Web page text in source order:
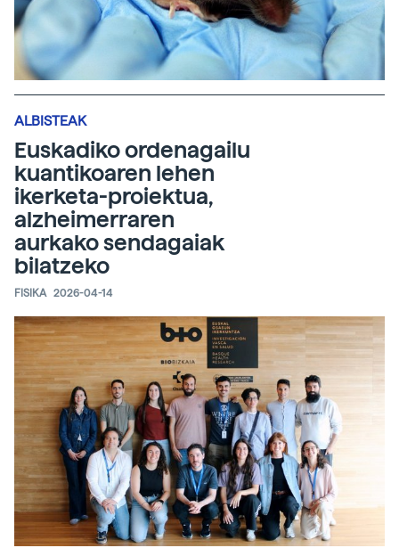
ALBISTEAK
Euskadiko ordenagailu
kuantikoaren lehen
ikerketa-proiektua,
alzheimerraren
aurkako sendagaiak
bilatzeko
FISIKA 2026-04-14